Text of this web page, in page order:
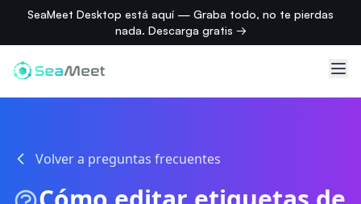
SeaMeet Desktop está aquí — Graba todo, no te pierdas
nada. Descarga gratis →
Volver a preguntas frecuentes